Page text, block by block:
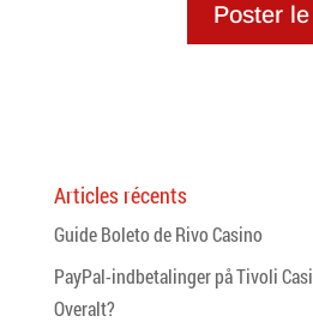
Articles récents
Guide Boleto de Rivo Casino
PayPal-indbetalinger på Tivoli
Overalt?